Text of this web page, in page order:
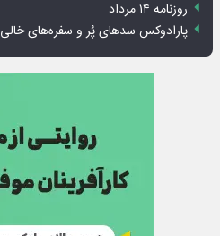
روزنامه ۱۴ مرداد
پارادوکس سدهای پُر و سفره‌های خالی